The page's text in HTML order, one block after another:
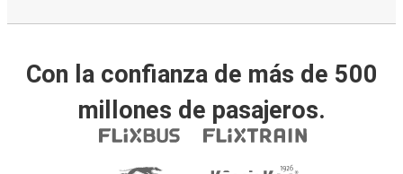
Con la confianza de más de 500
millones de pasajeros.